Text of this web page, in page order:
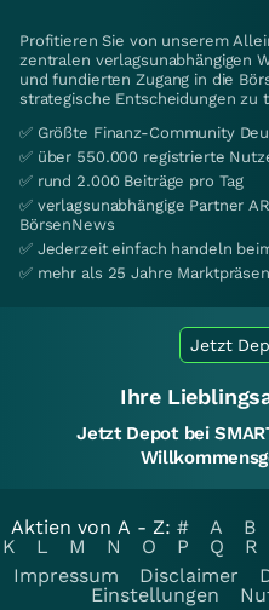
Profitieren Sie von unserem
zentralen verlagsunabhängigen
und fundierten Zugang in die
strategische Entscheidungen zu
✅ Größte Finanz-Community
✅ über 550.000 registrierte
✅ rund 2.000 Beiträge pro Tag
✅ verlagsunabhängige Partner
BörsenNews
✅ Jederzeit einfach handeln
✅ mehr als 25 Jahre
Jetzt
Ihre
Jetzt Depot bei
Aktien von A - Z: # A B
K
L M N O P Q R
Impressum
Disclaimer
Einstellungen